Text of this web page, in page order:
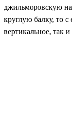
джильморовскую
круглую балку, то
вертикальное, так